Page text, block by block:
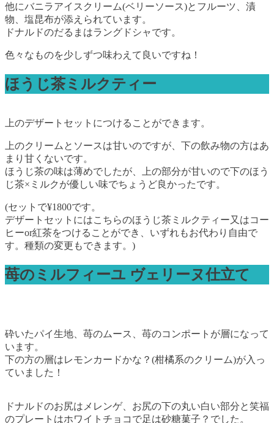
他にバニラアイスクリーム(ベリーソース)とフルーツ、漬
物、塩昆布が添えられています。
ドナルドのだるまはラングドシャです。
色々なものを少しずつ味わえて良いですね！
ほうじ茶ミルクティー
上のデザートセットにつけることができます。
上のクリームとソースは甘いのですが、下の飲み物の方はあ
まり甘くないです。
ほうじ茶の味は薄めでしたが、上の部分が甘いので下のほう
じ茶×ミルクが優しい味でちょうど良かったです。
(セットで¥1800です。
デザートセットにはこちらのほうじ茶ミルクティー又はコー
ヒーor紅茶をつけることができ、いずれもお代わり自由で
す。種類の変更もできます。)
苺のミルフィーユ ヴェリーヌ仕立て
砕いたパイ生地、苺のムース、苺のコンポートが層になって
います。
下の方の層はレモンカードかな？(柑橘系のクリーム)が入っ
ていました！
ドナルドのお尻はメレンゲ、お尻の下の丸い白い部分と笑福
のプレートはホワイトチョコで足は砂糖菓子？でした。